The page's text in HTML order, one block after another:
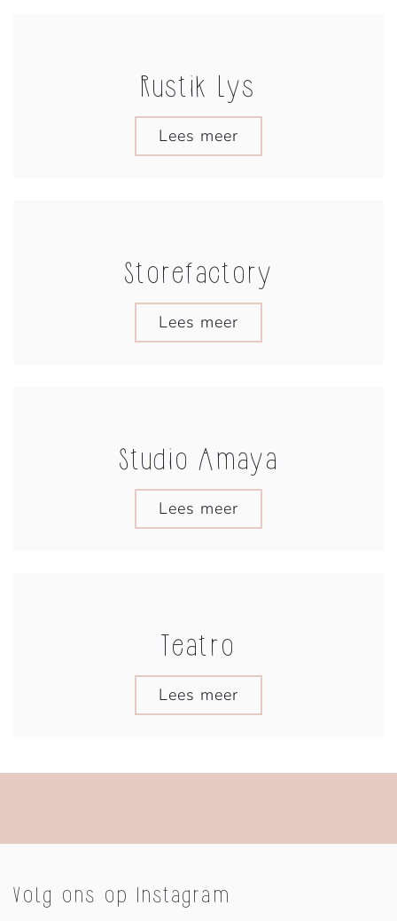
Rustik Lys
Lees meer
Storefactory
Lees meer
Studio Amaya
Lees meer
Teatro
Lees meer
Volg ons op Instagram